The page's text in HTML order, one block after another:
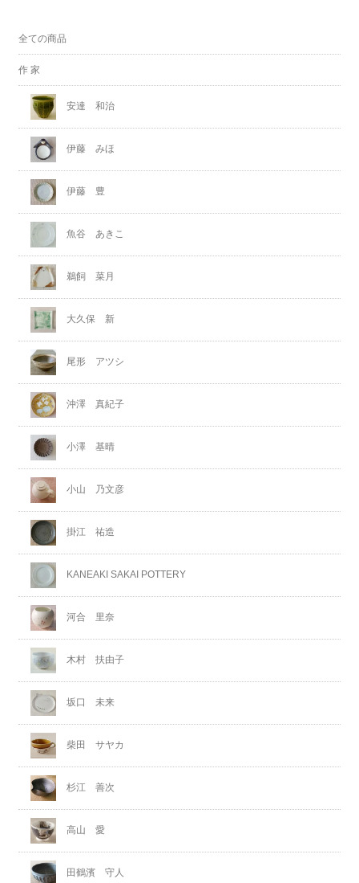
全ての商品
作 家
安達 和治
伊藤 みほ
伊藤 豊
魚谷 あきこ
鵜飼 菜月
大久保 新
尾形 アツシ
沖澤 真紀子
小澤 基晴
小山 乃文彦
掛江 祐造
KANEAKI SAKAI POTTERY
河合 里奈
木村 扶由子
坂口 未来
柴田 サヤカ
杉江 善次
高山 愛
田鶴濱 守人